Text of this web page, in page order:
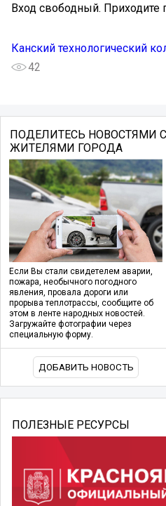
Вход свободный. Приходите
Канский технологический
42
ПОДЕЛИТЕСЬ НОВОСТЯМИ С
ЖИТЕЛЯМИ ГОРОДА
Если Вы стали свидетелем аварии,
пожара, необычного погодного
явления, провала дороги или
прорыва теплотрассы, сообщите об
этом в ленте народных новостей.
Загружайте фотографии через
специальную форму.
ДОБАВИТЬ НОВОСТЬ
ПОЛЕЗНЫЕ РЕСУРСЫ